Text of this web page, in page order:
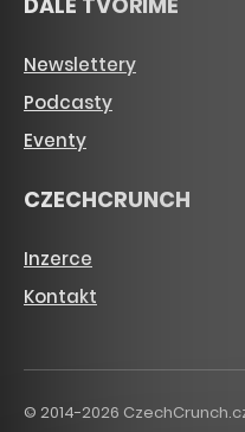
Newslettery
Podcasty
Eventy
CZECHCRUNCH
Inzerce
Kontakt
© 2014-2026